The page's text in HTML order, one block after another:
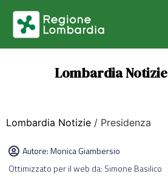
Lombardia Notizie
Lombardia Notizie / Presidenza
Autore:Monica Giambersio
Ottimizzato per il web da: Simone Basilico